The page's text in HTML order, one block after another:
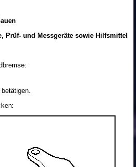
Prüf- und Messgeräte sowie Hilfsmittel